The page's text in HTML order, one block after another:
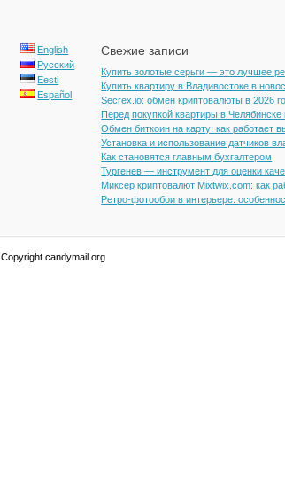
English
Русский
Eesti
Español
Свежие записи
Купить золотые серьги — это лучшее
Купить квартиру в Владивостоке в
Secrex.io: обмен криптовалюты в 2026
Перед покупкой квартиры в
Обмен биткоин на карту: как работает
Установка и использование датчиков
Как становятся главным бухгалтером
Тургенев — инструмент для оценки
Миксер криптовалют Mixtwix.com: как
Ретро-фотообои в интерьере:
Copyright candymail.org